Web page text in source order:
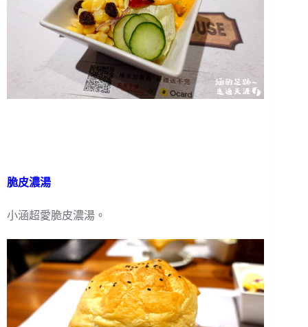
脆皮濃湯
小涵超愛脆皮濃湯。